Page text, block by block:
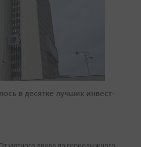
в десятке лучших инвест-